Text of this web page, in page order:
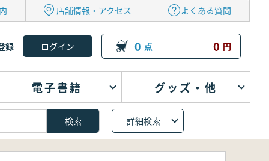
店舗情報・アクセス よくある質問
録 0 点 0 円
電子書籍 グッズ・他
詳細検索